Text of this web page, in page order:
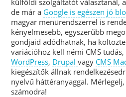
de már a Google is egészen jó
magyar menürendszerrel is
kényelmesebb, egyszerűbb
gondjaid adódhatnak, ha
variációhoz kell némi CMS
WordPress, Drupalvagy CMS
kiegészítők állnak
nyelvű háttéranyaggal.
számodra!